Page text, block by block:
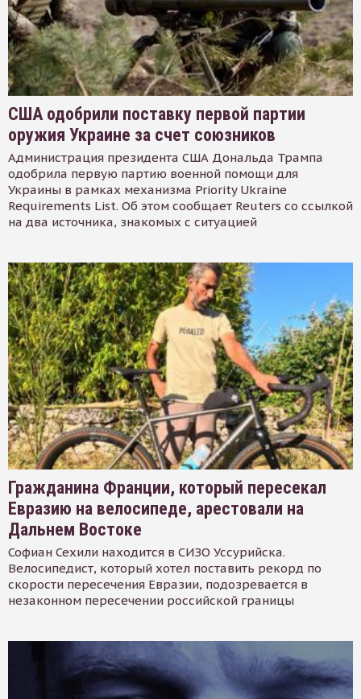
США одобрили поставку первой партии
оружия Украине за счет союзников
Администрация президента США Дональда Трампа
одобрила первую партию военной помощи для
Украины в рамках механизма Priority Ukraine
Requirements List. Об этом сообщает Reuters со ссылкой
на два источника, знакомых с ситуацией
Гражданина Франции, который пересекал
Евразию на велосипеде, арестовали на
Дальнем Востоке
Софиан Сехили находится в СИЗО Уссурийска.
Велосипедист, который хотел поставить рекорд по
скорости пересечения Евразии, подозревается в
незаконном пересечении российской границы